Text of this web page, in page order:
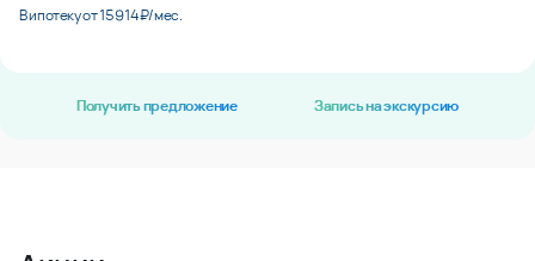
В ипотеку от 15 914 ₽/мес.
Получить предложение Запись на экскурсию